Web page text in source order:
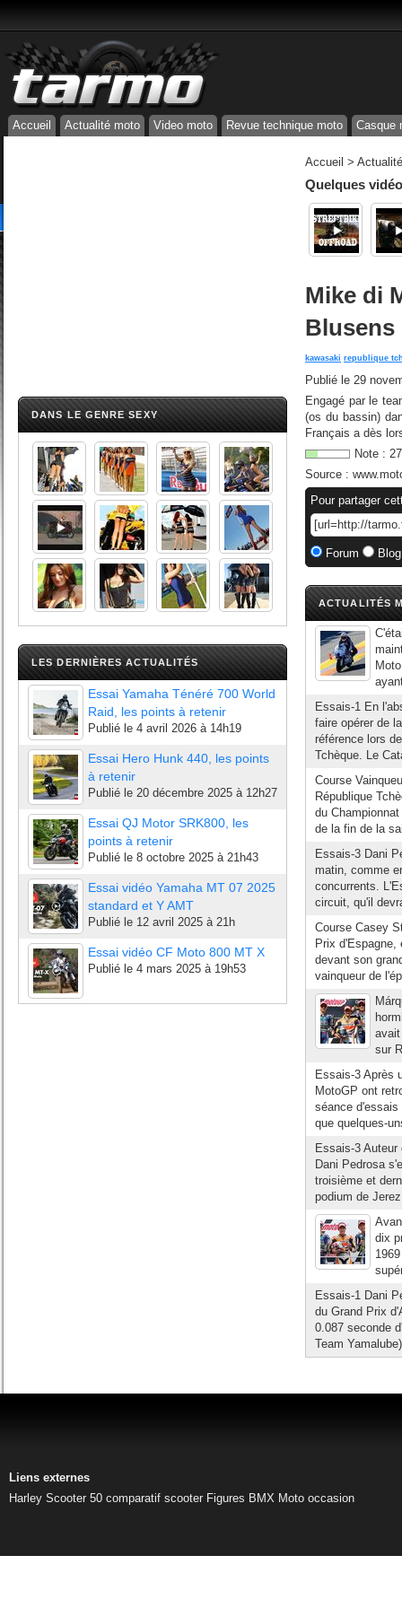
Accueil Actualité moto Video moto Revue technique moto Casque
DANS LE GENRE SEXY
LES DERNIÈRES ACTUALITÉS
Essai Yamaha Ténéré 700 World
Raid, les points à retenir
Publié le 4 avril 2026 à 14h19
Essai Hero Hunk 440, les points
à retenir
Publié le 20 décembre 2025 à 12h27
Essai QJ Motor SRK800, les
points à retenir
Publié le 8 octobre 2025 à 21h43
Essai vidéo Yamaha MT 07 2025
standard et Y AMT
Publié le 12 avril 2025 à 21h
Essai vidéo CF Moto 800 MT X
Publié le 4 mars 2025 à 19h53
Accueil >
Quelques
Mike di
Blusens
kawasaki republique
Publié le 29
Engagé par le
(os du bassin)
Français a dès
Note : 27
Source :
Pour partager
Forum
ACTUALITÉS
Essais-1 En
faire opérer de
référence lors
Tchèque. Le
Course
République
du
de la fin de la
Essais-3 Dani
matin, comme
concurrents.
circuit, qu'il
Course Casey
Prix
devant son
vainqueur de
sur
Essais-3 Après
MotoGP ont
séance
que quelques-
Essais-3
Dani Pedrosa
troisième et
podium de
dix
Essais-1 Dani
du Grand Prix
0.087 seconde
Team
Liens externes
Harley Scooter 50 comparatif scooter Figures BMX Moto occasion